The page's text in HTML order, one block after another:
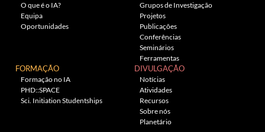
O que é o IA?
Equipa
Oportunidades
Grupos de Investigação
Projetos
Publicações
Conferências
Seminários
Ferramentas
FORMAÇÃO
Formação no IA
PHD::SPACE
Sci. Initiation Studentships
DIVULGAÇÃO
Notícias
Atividades
Recursos
Sobre nós
Planetário